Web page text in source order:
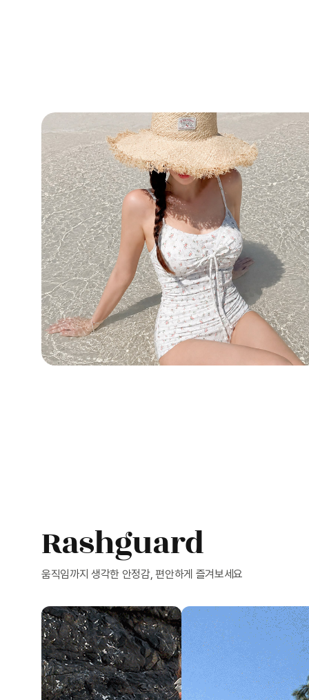
Rashguard
움직임까지 생각한 안정감, 편안하게 즐겨보세요